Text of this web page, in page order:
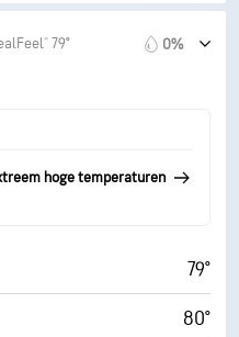
50° F
20%
10 mi
79° 0%
hoge temperaturen
79°
80°